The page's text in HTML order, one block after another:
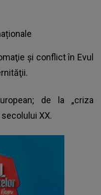
şi conflict în Evul
de la „criza
XX.